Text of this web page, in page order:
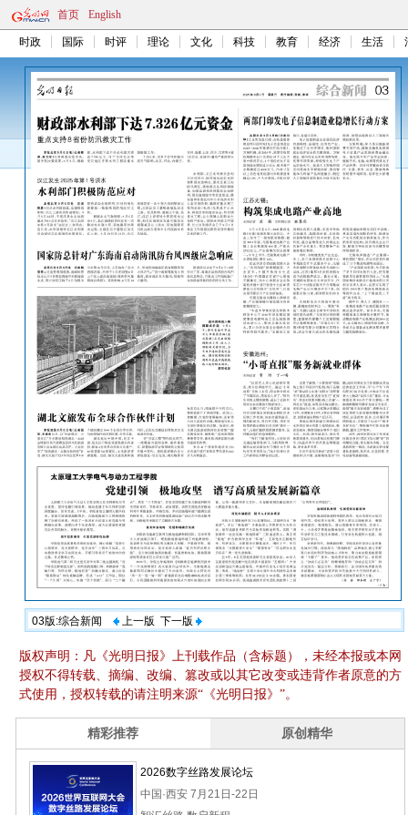
首页 English
时政 国际 时评 理论 文化 科技 教育 经济 生活
03版:综合新闻 上一版 下一版
版权声明：凡《光明日报》上刊载作品（含标题），未经本报或本网
授权不得转载、摘编、改编、篡改或以其它改变或违背作者原意的方
式使用，授权转载的请注明来源“《光明日报》”。